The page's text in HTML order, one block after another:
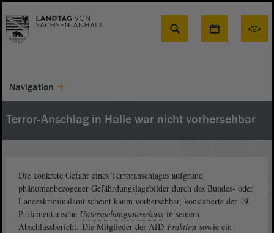
Suche
Navigation
Terror-Anschlag in Halle war nicht vorhersehbar
Die konkrete Gefahr eines Terroranschlages aufgrund
phänomenbezogener Gefährdungslagebilder durch das Bundes- oder
Landeskriminalamt scheint kaum vorhersehbar, konstatierte der 19.
Parlamentarische Untersuchungsausschuss in seinem
Abschlussbericht. Die Mitglieder der AfD-Fraktion sowie ein